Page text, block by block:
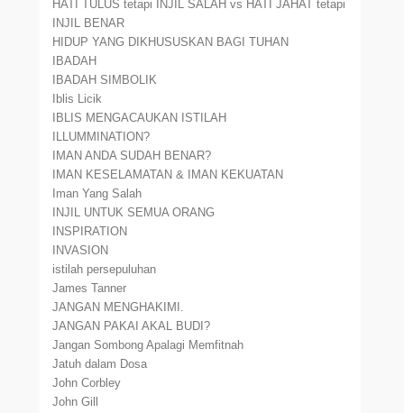
HATI TULUS tetapi INJIL SALAH vs HATI JAHAT tetapi
INJIL BENAR
HIDUP YANG DIKHUSUSKAN BAGI TUHAN
IBADAH
IBADAH SIMBOLIK
Iblis Licik
IBLIS MENGACAUKAN ISTILAH
ILLUMMINATION?
IMAN ANDA SUDAH BENAR?
IMAN KESELAMATAN & IMAN KEKUATAN
Iman Yang Salah
INJIL UNTUK SEMUA ORANG
INSPIRATION
INVASION
istilah persepuluhan
James Tanner
JANGAN MENGHAKIMI.
JANGAN PAKAI AKAL BUDI?
Jangan Sombong Apalagi Memfitnah
Jatuh dalam Dosa
John Corbley
John Gill